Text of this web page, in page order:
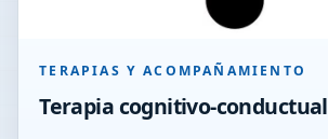
TERAPIAS Y ACOMPAÑAMIENTO
Terapia cognitivo-conductual